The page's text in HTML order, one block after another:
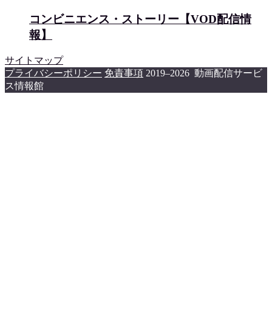
コンビニエンス・ストーリー【VOD配信情
報】
サイトマップ
プライバシーポリシー 免責事項 2019–2026 動画配信サービ
ス情報館